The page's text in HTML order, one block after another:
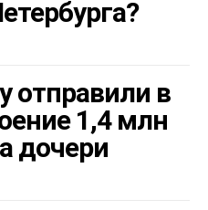
отправили в
1,4 млн
дочери